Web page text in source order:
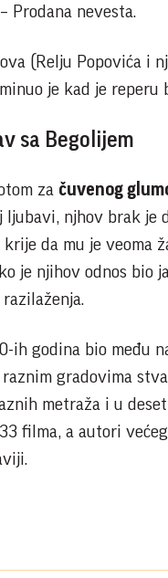
Prodana nevesta.
(Relju Popovića i
je kad je reperu
sa Begolijem
za čuvenog
ljubavi, njhov brak je
da mu je veoma
je njihov odnos bio
ih godina bio među
gradovima
metraža i u
filma, a autori